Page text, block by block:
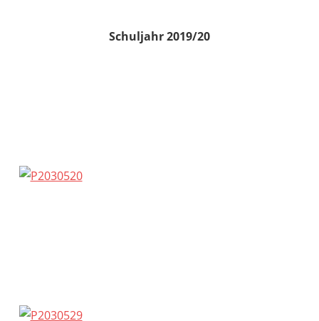
Schuljahr 2019/20